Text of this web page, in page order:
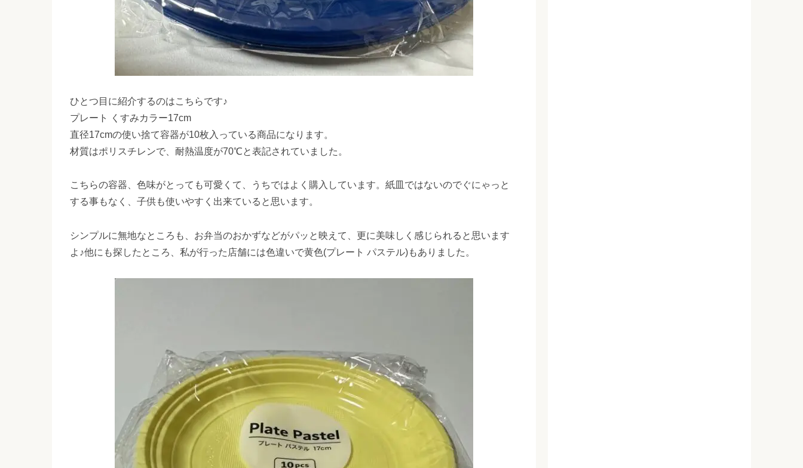
ひとつ目に紹介するのはこちらです♪
プレート くすみカラー17cm
直径17cmの使い捨て容器が10枚入っている商品になります。
材質はポリスチレンで、耐熱温度が70℃と表記されていました。
こちらの容器、色味がとっても可愛くて、うちではよく購入しています。紙皿ではないのでぐにゃっと
する事もなく、子供も使いやすく出来ていると思います。
シンプルに無地なところも、お弁当のおかずなどがパッと映えて、更に美味しく感じられると思います
よ♪他にも探したところ、私が行った店舗には色違いで黄色(プレート パステル)もありました。